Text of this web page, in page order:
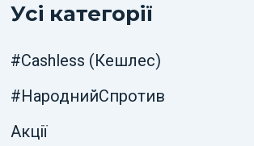
Усі категорії
#Cashless (Кешлес)
#НароднийСпротив
Акції